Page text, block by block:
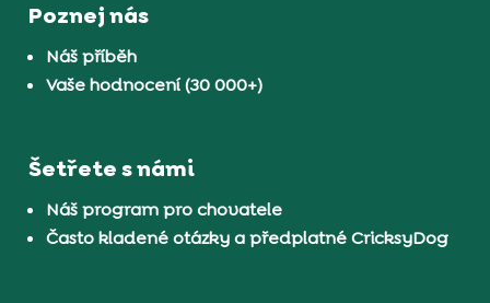
Poznej nás
Náš příběh
Vaše hodnocení (30 000+)
Šetřete s námi
Náš program pro chovatele
Často kladené otázky a předplatné CricksyDog